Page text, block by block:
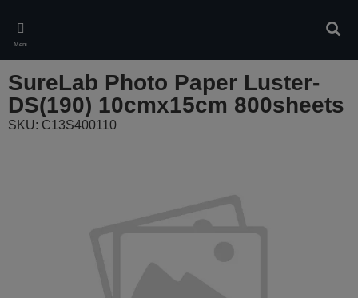
main
content
Meni
SureLab Photo Paper Luster-
DS(190) 10cmx15cm 800sheets
SKU: C13S400110